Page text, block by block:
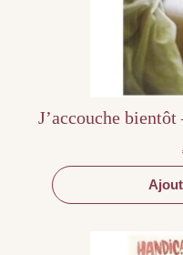
J’accouche